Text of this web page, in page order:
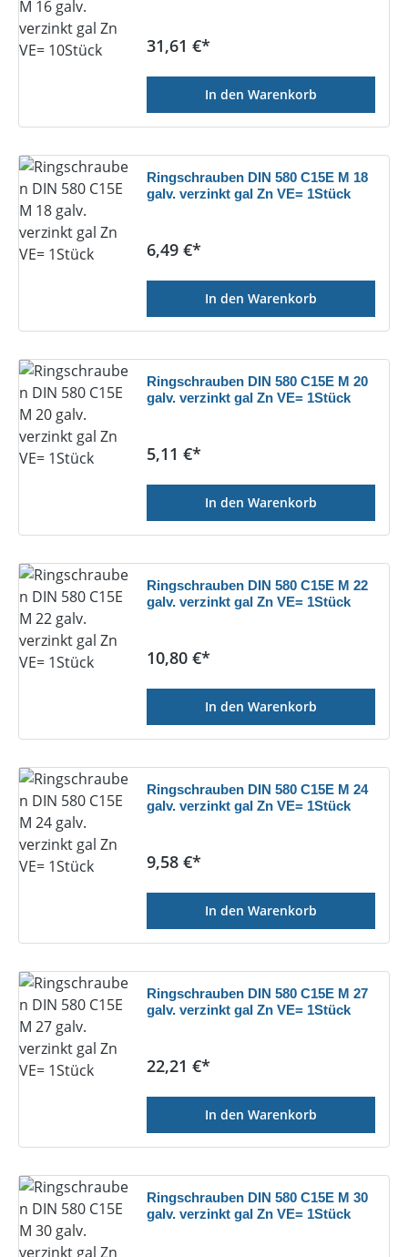
Regulärer Preis:
31,61 €*
In den Warenkorb
Ringschrauben DIN 580 C15E M 18
galv. verzinkt gal Zn VE= 1Stück
Regulärer Preis:
6,49 €*
In den Warenkorb
Ringschrauben DIN 580 C15E M 20
galv. verzinkt gal Zn VE= 1Stück
Regulärer Preis:
5,11 €*
In den Warenkorb
Ringschrauben DIN 580 C15E M 22
galv. verzinkt gal Zn VE= 1Stück
Regulärer Preis:
10,80 €*
In den Warenkorb
Ringschrauben DIN 580 C15E M 24
galv. verzinkt gal Zn VE= 1Stück
Regulärer Preis:
9,58 €*
In den Warenkorb
Ringschrauben DIN 580 C15E M 27
galv. verzinkt gal Zn VE= 1Stück
Regulärer Preis:
22,21 €*
In den Warenkorb
Ringschrauben DIN 580 C15E M 30
galv. verzinkt gal Zn VE= 1Stück